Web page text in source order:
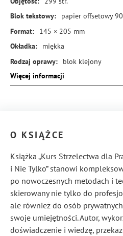
Blok tekstowy:
papier offsetowy
Format:
145 × 205 mm
Okładka:
miękka
Rodzaj oprawy:
blok klejony
ISBN:
978-83-8245-558-8
Więcej informacji
O KSIĄŻCE
Książka „Kurs Strzelectwa dla
i Nie Tylko” stanowi
po nowoczesnych metodach i
skierowany nie tylko do
ale również do osób
swoje umiejętności. Autor,
doświadczenie i wiedzę,